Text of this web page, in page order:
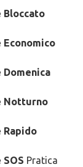
Bloccato
Notturno
Rapido
Pratica